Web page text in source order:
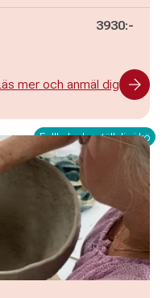
3930:-
mer och anmäl dig
Fullbokad – ställ dig i kö